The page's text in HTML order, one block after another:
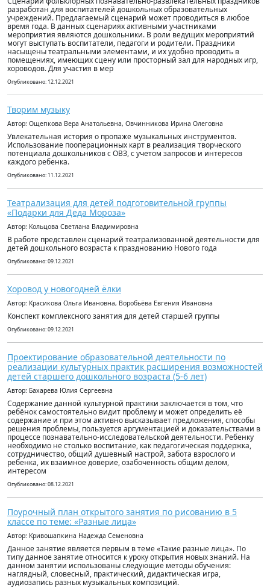
разработан для воспитателей дошкольных образовательных
учреждений. Предлагаемый сценарий может проводиться в любое
время года. В данных сценариях активными участниками
мероприятия являются дошкольники. В роли ведущих мероприятий
могут выступать воспитатели, педагоги и родители. Праздники
насыщены театральными элементами, и их удобно проводить в
помещениях, имеющих сцену или просторный зал для народных игр,
хороводов. Для участия в мер
Опубликовано: 12.12.2021
Творим музыку
Автор: Ощепкова Вера Анатольевна, Овчинникова Ирина Олеговна
Увлекательная история о пропаже музыкальных инструментов.
Использование пооперационных карт в реализация творческого
потенциала дошкольников с ОВЗ, с учетом запросов и интересов
каждого ребенка.
Опубликовано: 11.12.2021
Театрализация для детей подготовительной группы
«Подарки для Деда Мороза»
Автор: Кольцова Светлана Владимировна
В работе представлен сценарий театрализованной деятельности для
детей дошкольного возраста к празднованию Нового года
Опубликовано: 09.12.2021
Хоровод у новогодней ёлки
Автор: Красикова Ольга Ивановна, Воробьёва Евгения Ивановна
Конспект комплексного занятия для детей старшей группы
Опубликовано: 09.12.2021
Проектирование образовательной деятельности по
реализации культурных практик расширения возможностей
детей старшего дошкольного возраста (5-6 лет)
Автор: Бахарева Юлия Сергеевна
Содержание данной культурной практики заключается в том, что
ребёнок самостоятельно видит проблему и может определить её
содержание и при этом активно высказывает предложения, способы
решения проблемы, пользуется аргументацией и доказательствами в
процессе познавательно-исследовательской деятельности. Ребенку
необходимо не столько воспитание, как педагогическая поддержка,
сотрудничество, общий душевный настрой, забота взрослого и
ребенка, их взаимное доверие, озабоченность общим делом,
интересом
Опубликовано: 08.12.2021
Поурочный план открытого занятия по рисованию в 5
классе по теме: «Разные лица»
Автор: Кривошапкина Надежда Семеновна
Данное занятие является первым в теме «Такие разные лица». По
типу данное занятие относится к уроку открытия новых знаний. На
данном занятии использованы следующие методы обучения:
наглядный, словесный, практический, дидактическая игра,
аудиозапись разных музыкальных композиций.